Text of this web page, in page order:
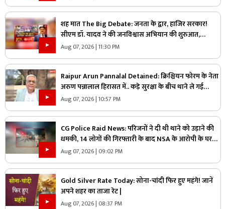
शह मात The Big Debate: जनता के द्वार, हाजिर सरकार!
सीएम डॉ. यादव ने की जनविश्वास अभियान की शुरुआत,
जनविश्वास मुहीम से क्या मजबूत होगी जमीनी पकड़
Aug 07, 2026 | 11:30 PM
Raipur Arun Pannalal Detained: क्रिश्चियन फोरम के नेता
अरुण पन्नालाल हिरासत में.. कड़े सुरक्षा के बीच थाने ले गई
पुलिस, जानें क्या है आरोप
Aug 07, 2026 | 10:57 PM
CG Police Raid News: परिजनों ने दी थी थाने को उड़ाने की
धमकी, 14 लोगों की गिरफ्तारी के बाद NSA के आरोपी के घर
पुलिस ने मारा छापा, जांच में मिली ये चौंकाने वाली चीज
Aug 07, 2026 | 09:02 PM
Gold Silver Rate Today: सोना-चांदी फिर हुए महंगे! जानें
अपने शहर का ताजा रेट |
Aug 07, 2026 | 08:37 PM